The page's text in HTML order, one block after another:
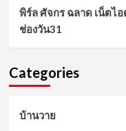
พิร์ล ศัจกร ฉลาด เน็ตไ
ช่องวัน31
Categories
บ้านวาย